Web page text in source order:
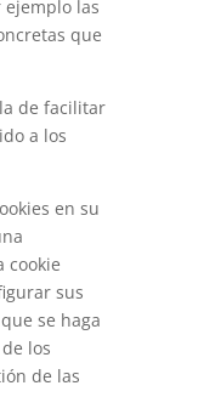
las
que
de facilitar
a los
en su
cookie
sus
se haga
los
de las